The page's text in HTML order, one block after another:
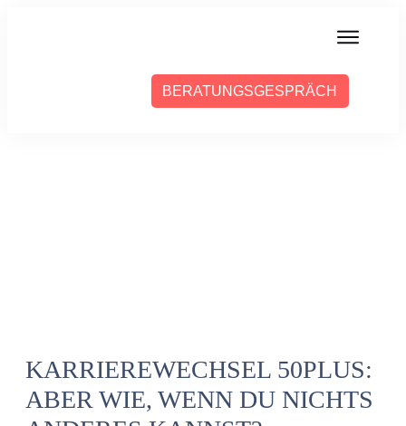
BERATUNGSGESPRÄCH
KARRIEREWECHSEL 50PLUS:
ABER WIE, WENN DU NICHTS